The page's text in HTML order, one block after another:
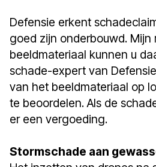
Defensie erkent
goed zijn onderbouwd.
beeldmateriaal kunnen u
schade-expert van
van het beeldmateriaal op
te beoordelen. Als de
er een vergoeding.
Stormschade aan